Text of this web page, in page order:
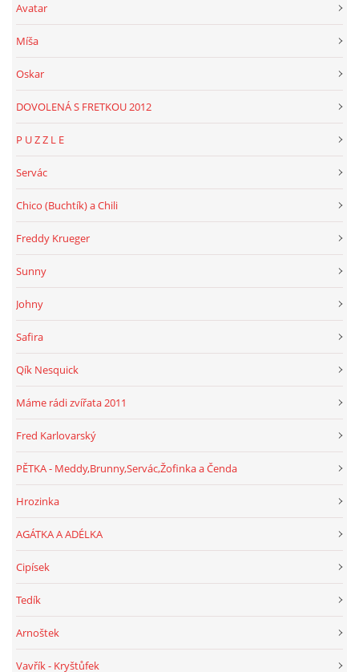
Avatar
Míša
Oskar
DOVOLENÁ S FRETKOU 2012
P U Z Z L E
Servác
Chico (Buchtík) a Chili
Freddy Krueger
Sunny
Johny
Safira
Qík Nesquick
Máme rádi zvířata 2011
Fred Karlovarský
PĚTKA - Meddy,Brunny,Servác,Žofinka a Čenda
Hrozinka
AGÁTKA A ADÉLKA
Cipísek
Tedík
Arnoštek
Vavřík - Kryštůfek